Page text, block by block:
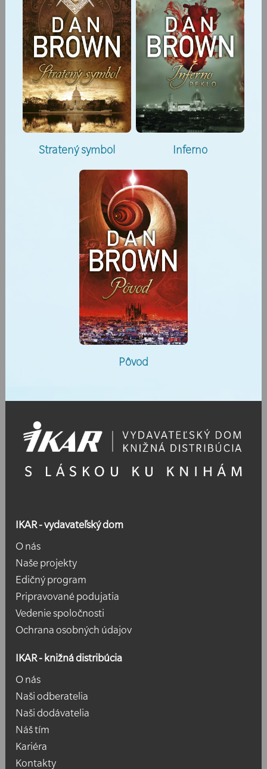
Stratený symbol Inferno
Pôvod
IKAR - vydavateľský dom
O nás
Naše projekty
Edičný program
Pripravované podujatia
Vedenie spoločnosti
Ochrana osobných údajov
IKAR - knižná distribúcia
O nás
Naši odberatelia
Naši dodávatelia
Náš tím
Kariéra
Kontakty